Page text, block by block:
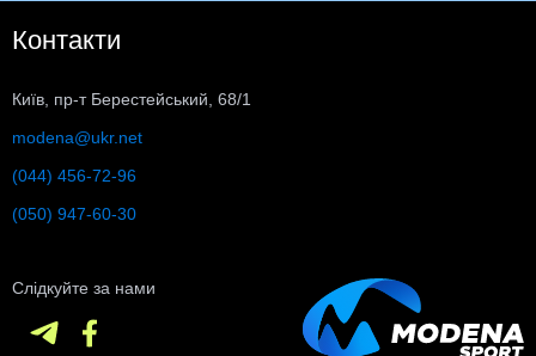
Контакти
Київ, пр-т Берестейський, 68/1
modena@ukr.net
(044) 456-72-96
(050) 947-60-30
Слідкуйте за нами